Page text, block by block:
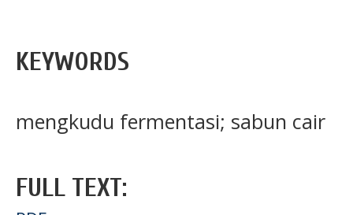
KEYWORDS
mengkudu fermentasi; sabun cair
FULL TEXT: